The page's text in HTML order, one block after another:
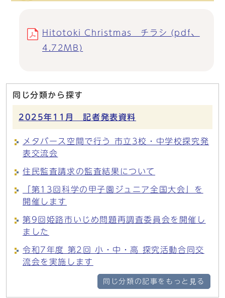
Hitotoki Christmas チラシ (pdf、
4.72MB)
同じ分類から探す
2025年11月 記者発表資料
メタバース空間で行う 市立3校・中学校探究発
表交流会
住民監査請求の監査結果について
「第13回科学の甲子園ジュニア全国大会」を
開催します
第9回姫路市いじめ問題再調査委員会を開催し
ました
令和7年度 第2回 小・中・高 探究活動合同交
流会を実施します
同じ分類の記事をもっと見る